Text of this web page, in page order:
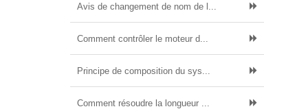
Avis de changement de nom de l...
Comment contrôler le moteur d...
Principe de composition du sys...
Comment résoudre la longueur ...